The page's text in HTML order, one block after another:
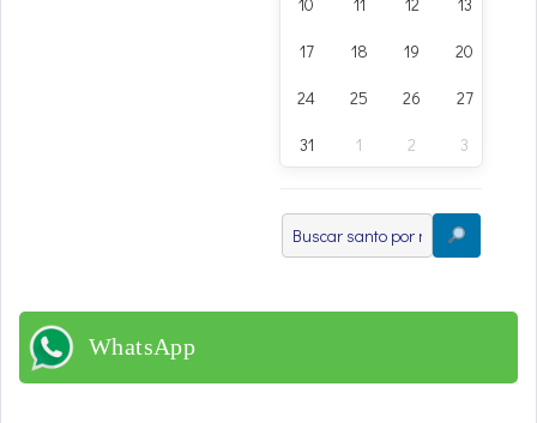
17 18 19 20
24 25 26 27
31 1 2 3
WhatsApp